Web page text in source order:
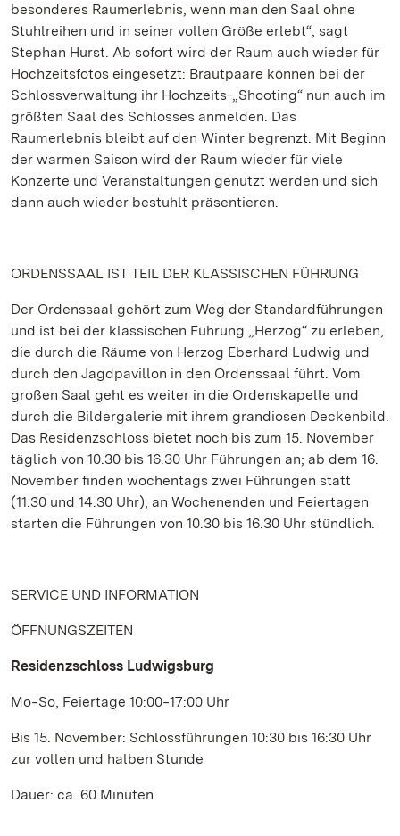
besonderes Raumerlebnis, wenn man den Saal ohne
Stuhlreihen und in seiner vollen Größe erlebt“, sagt
Stephan Hurst. Ab sofort wird der Raum auch wieder für
Hochzeitsfotos eingesetzt: Brautpaare können bei der
Schlossverwaltung ihr Hochzeits-„Shooting“ nun auch im
größten Saal des Schlosses anmelden. Das
Raumerlebnis bleibt auf den Winter begrenzt: Mit Beginn
der warmen Saison wird der Raum wieder für viele
Konzerte und Veranstaltungen genutzt werden und sich
dann auch wieder bestuhlt präsentieren.
ORDENSSAAL IST TEIL DER KLASSISCHEN FÜHRUNG
Der Ordenssaal gehört zum Weg der Standardführungen
und ist bei der klassischen Führung „Herzog“ zu erleben,
die durch die Räume von Herzog Eberhard Ludwig und
durch den Jagdpavillon in den Ordenssaal führt. Vom
großen Saal geht es weiter in die Ordenskapelle und
durch die Bildergalerie mit ihrem grandiosen Deckenbild.
Das Residenzschloss bietet noch bis zum 15. November
täglich von 10.30 bis 16.30 Uhr Führungen an; ab dem 16.
November finden wochentags zwei Führungen statt
(11.30 und 14.30 Uhr), an Wochenenden und Feiertagen
starten die Führungen von 10.30 bis 16.30 Uhr stündlich.
SERVICE UND INFORMATION
ÖFFNUNGSZEITEN
Residenzschloss Ludwigsburg
Mo‒So, Feiertage 10:00‒17:00 Uhr
Bis 15. November: Schlossführungen 10:30 bis 16:30 Uhr
zur vollen und halben Stunde
Dauer: ca. 60 Minuten